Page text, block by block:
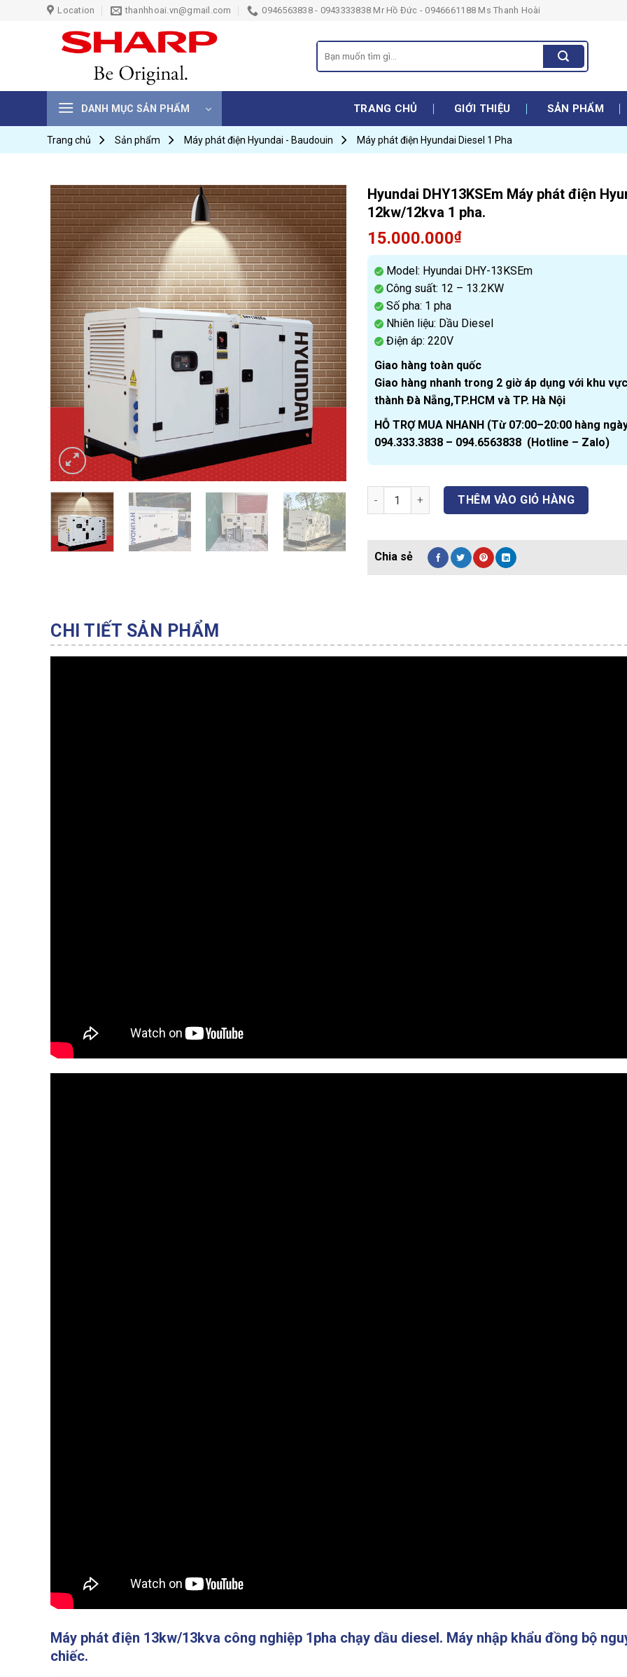
Location thanhhoai.vn@gmail.com 0946563838 - 0943333838 Mr Hồ Đức - 0946661188 Ms Thanh Hoài
for:
DANH MỤC SẢN PHẨM TRANG CHỦ GIỚI THIỆU SẢN PHẨM
Trang chủ Sản phẩm Máy phát điện Hyundai - Baudouin Máy phát điện Hyundai Diesel 1 Pha
Hyundai DHY13KSEm Máy phát điện
12kw/12kva 1 pha.
15.000.000₫
Model: Hyundai DHY-13KSEm
Công suất: 12 – 13.2KW
Số pha: 1 pha
Nhiên liệu: Dầu Diesel
Điện áp: 220V
Giao hàng toàn quốc
Giao hàng nhanh trong 2 giờ áp dụng với khu
thành Đà Nẵng,TP.HCM và TP. Hà Nội
HỖ TRỢ MUA NHANH (Từ 07:00–20:00 hàng
094.333.3838 – 094.6563838 (Hotline – Zalo)
Hyundai DHY13KSEm Máy phát điện Hyundai 12kw/
THÊM VÀO GIỎ HÀNG
CHI TIẾT SẢN PHẨM
Máy phát điện 13kw/13kva công nghiệp 1pha chạy dầu diesel. Máy nhập khẩu đồng bộ
chiếc.